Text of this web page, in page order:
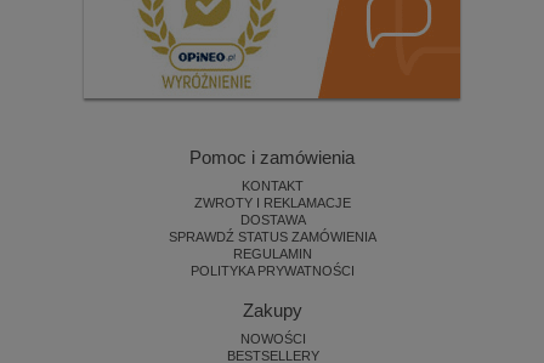
Pomoc i zamówienia
KONTAKT
ZWROTY I REKLAMACJE
DOSTAWA
SPRAWDŹ STATUS ZAMÓWIENIA
REGULAMIN
POLITYKA PRYWATNOŚCI
Zakupy
NOWOŚCI
BESTSELLERY